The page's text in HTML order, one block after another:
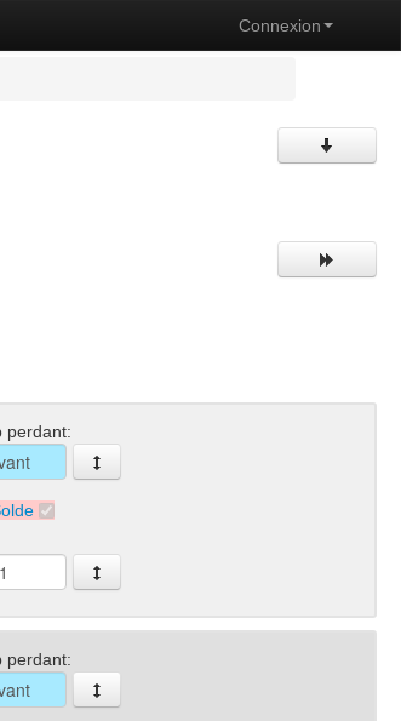
Connexion
perdant:
perdant: